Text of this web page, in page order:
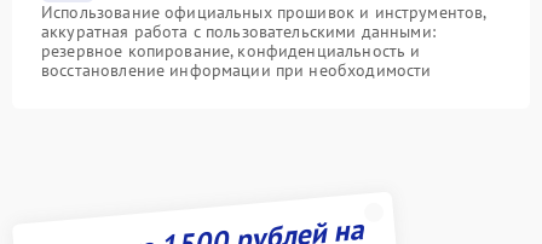
Использование официальных прошивок и инструментов,
аккуратная работа с пользовательскими данными:
резервное копирование, конфиденциальность и
восстановление информации при необходимости